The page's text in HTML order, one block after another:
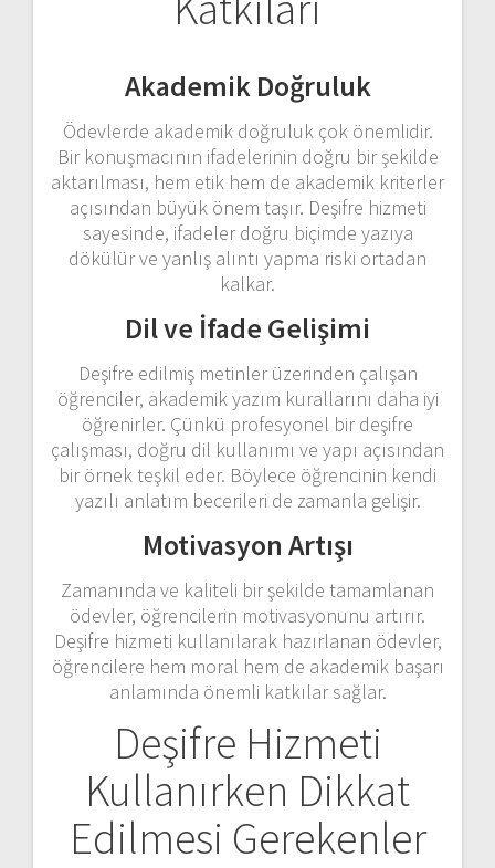
Akademik Doğruluk
Ödevlerde akademik doğruluk çok önemlidir.
Bir konuşmacının ifadelerinin doğru bir şekilde
aktarılması, hem etik hem de akademik kriterler
açısından büyük önem taşır. Deşifre hizmeti
sayesinde, ifadeler doğru biçimde yazıya
dökülür ve yanlış alıntı yapma riski ortadan
kalkar.
Dil ve İfade Gelişimi
Deşifre edilmiş metinler üzerinden çalışan
öğrenciler, akademik yazım kurallarını daha iyi
öğrenirler. Çünkü profesyonel bir deşifre
çalışması, doğru dil kullanımı ve yapı açısından
bir örnek teşkil eder. Böylece öğrencinin kendi
yazılı anlatım becerileri de zamanla gelişir.
Motivasyon Artışı
Zamanında ve kaliteli bir şekilde tamamlanan
ödevler, öğrencilerin motivasyonunu artırır.
Deşifre hizmeti kullanılarak hazırlanan ödevler,
öğrencilere hem moral hem de akademik başarı
anlamında önemli katkılar sağlar.
Deşifre Hizmeti
Kullanırken Dikkat
Edilmesi Gerekenler